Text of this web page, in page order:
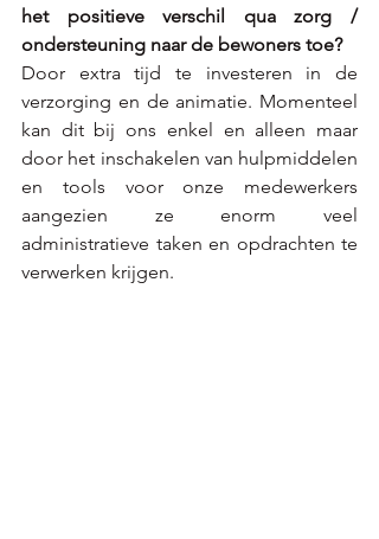
het positieve verschil qua zorg /
ondersteuning naar de bewoners toe?
Door extra tijd te investeren in de
verzorging en de animatie. Momenteel
kan dit bij ons enkel en alleen maar
door het inschakelen van hulpmiddelen
en tools voor onze medewerkers
aangezien ze enorm veel
administratieve taken en opdrachten te
verwerken krijgen.